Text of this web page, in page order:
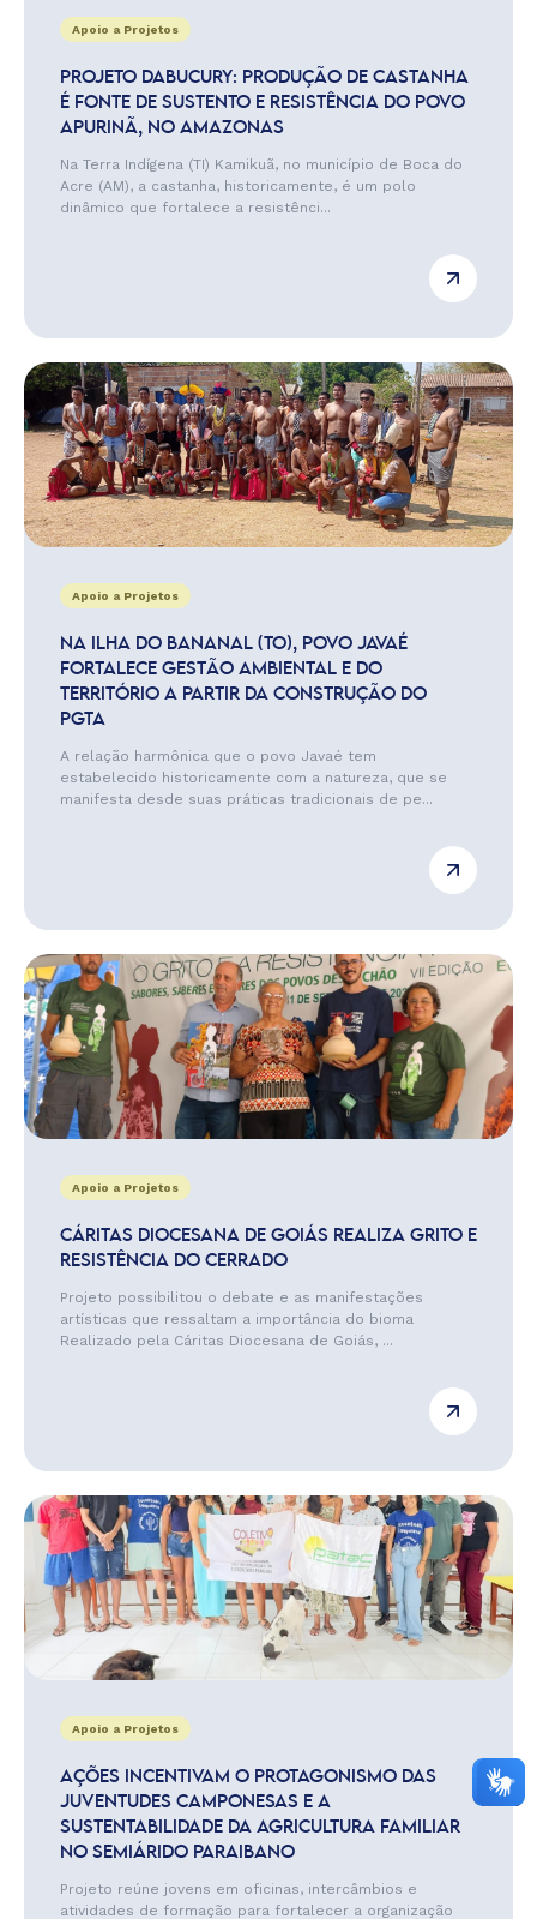
Apoio a Projetos
PROJETO DABUCURY: PRODUÇÃO DE CASTANHA
É FONTE DE SUSTENTO E RESISTÊNCIA DO POVO
APURINÃ, NO AMAZONAS
Na Terra Indígena (TI) Kamikuã, no município de Boca do
Acre (AM), a castanha, historicamente, é um polo
dinâmico que fortalece a resistênci...
Apoio a Projetos
NA ILHA DO BANANAL (TO), POVO JAVAÉ
FORTALECE GESTÃO AMBIENTAL E DO
TERRITÓRIO A PARTIR DA CONSTRUÇÃO DO
PGTA
A relação harmônica que o povo Javaé tem
estabelecido historicamente com a natureza, que se
manifesta desde suas práticas tradicionais de pe...
Apoio a Projetos
CÁRITAS DIOCESANA DE GOIÁS REALIZA GRITO E
RESISTÊNCIA DO CERRADO
Projeto possibilitou o debate e as manifestações
artísticas que ressaltam a importância do bioma
Realizado pela Cáritas Diocesana de Goiás, ...
Apoio a Projetos
AÇÕES INCENTIVAM O PROTAGONISMO DAS
JUVENTUDES CAMPONESAS E A
SUSTENTABILIDADE DA AGRICULTURA FAMILIAR
NO SEMIÁRIDO PARAIBANO
Projeto reúne jovens em oficinas, intercâmbios e
atividades de formação para fortalecer a organização